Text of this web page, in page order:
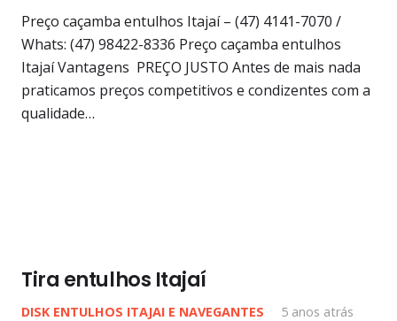
Preço caçamba entulhos Itajaí – (47) 4141-7070 /
Whats: (47) 98422-8336 Preço caçamba entulhos
Itajaí Vantagens PREÇO JUSTO Antes de mais nada
praticamos preços competitivos e condizentes com a
qualidade…
Tira entulhos Itajaí
DISK ENTULHOS ITAJAI E NAVEGANTES 5 anos atrás